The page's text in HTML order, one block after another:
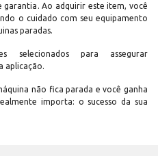
garantia. Ao adquirir este item, você
o cuidado com seu equipamento
paradas.
selecionados para assegurar
aplicação.
não fica parada e você ganha
importa: o sucesso da sua